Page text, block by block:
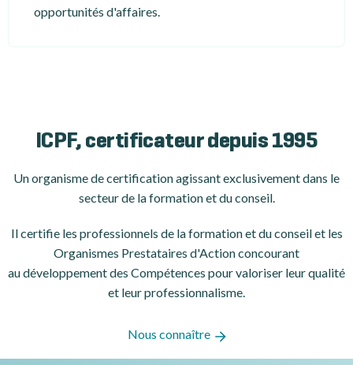
opportunités d'affaires.
ICPF, certificateur depuis 1995
Un organisme de certificationagissant exclusivement dans le
secteur de la formation et du conseil.
Il certifie les professionnels de la formation et du conseil et les
Organismes Prestataires d'Action concourant
au développement des Compétences pour valoriser leur qualité
et leur professionnalisme.
Nous connaître